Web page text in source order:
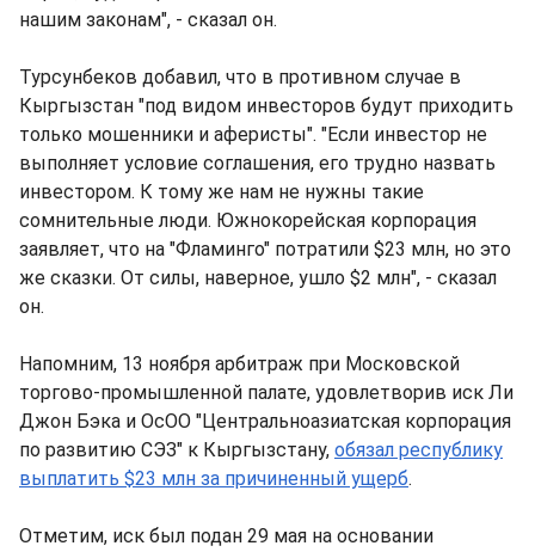
нашим законам", - сказал он.
Турсунбеков добавил, что в противном случае в
Кыргызстан "под видом инвесторов будут приходить
только мошенники и аферисты". "Если инвестор не
выполняет условие соглашения, его трудно назвать
инвестором. К тому же нам не нужны такие
сомнительные люди. Южнокорейская корпорация
заявляет, что на "Фламинго" потратили $23 млн, но это
же сказки. От силы, наверное, ушло $2 млн", - сказал
он.
Напомним, 13 ноября арбитраж при Московской
торгово-промышленной палате, удовлетворив иск Ли
Джон Бэка и ОсОО "Центральноазиатская корпорация
по развитию СЭЗ" к Кыргызстану, обязал республику
выплатить $23 млн за причиненный ущерб.
Отметим, иск был подан 29 мая на основании